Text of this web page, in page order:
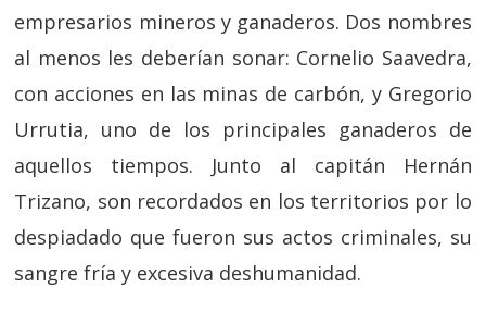
empresarios mineros y ganaderos. Dos nombres
al menos les deberían sonar: Cornelio Saavedra,
con acciones en las minas de carbón, y Gregorio
Urrutia, uno de los principales ganaderos de
aquellos tiempos. Junto al capitán Hernán
Trizano, son recordados en los territorios por lo
despiadado que fueron sus actos criminales, su
sangre fría y excesiva deshumanidad.